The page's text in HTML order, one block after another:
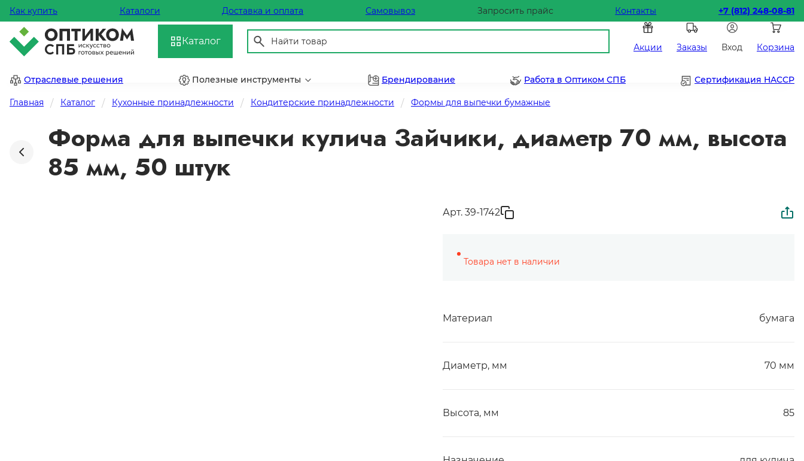
Как купить Каталоги Доставка и оплата Самовывоз Запросить прайс Контакты +7 (812) 248-08-81
Каталог
Акции Заказы Вход Корзина
Отраслевые решения Полезные инструменты Брендирование Работа в Оптиком СПБ Сертификация HACCP
Главная Каталог Кухонные принадлежности Кондитерские принадлежности Формы для выпечки бумажные
Форма для выпечки кулича Зайчики, диаметр 70 мм, высота
85 мм, 50 штук
Арт. 39-1742
Товара нет в наличии
Материал бумага
Диаметр, мм 70 мм
Высота, мм 85